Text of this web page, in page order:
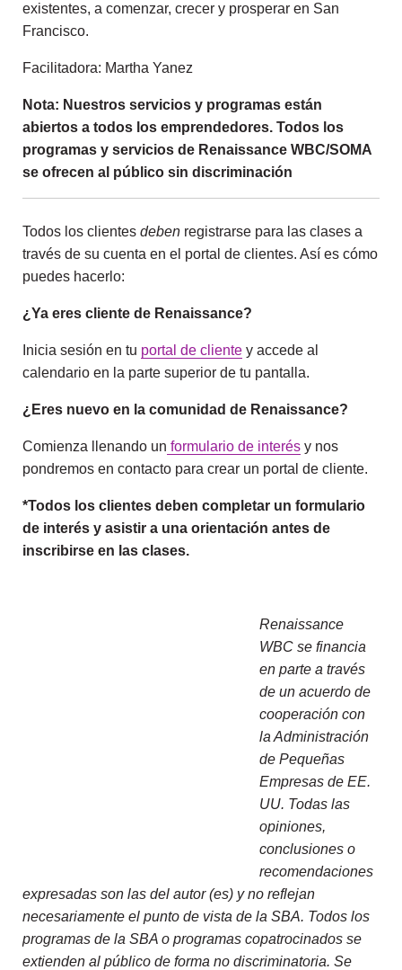
existentes, a comenzar, crecer y prosperar en San
Francisco.
Facilitadora: Martha Yanez
Nota: Nuestros servicios y programas están
abiertos a todos los emprendedores. Todos los
programas y servicios de Renaissance WBC/SOMA
se ofrecen al público sin discriminación
Todos los clientes deben registrarse para las clases a
través de su cuenta en el portal de clientes. Así es cómo
puedes hacerlo:
¿Ya eres cliente de Renaissance?
Inicia sesión en tu portal de cliente y accede al
calendario en la parte superior de tu pantalla.
¿Eres nuevo en la comunidad de Renaissance?
Comienza llenando un formulario de interés y nos
pondremos en contacto para crear un portal de cliente.
*Todos los clientes deben completar un formulario
de interés y asistir a una orientación antes de
inscribirse en las clases.
Renaissance
WBC se financia
en parte a través
de un acuerdo de
cooperación con
la Administración
de Pequeñas
Empresas de EE.
UU. Todas las
opiniones,
conclusiones o
recomendaciones
expresadas son las del autor (es) y no reflejan
necesariamente el punto de vista de la SBA. Todos los
programas de la SBA o programas copatrocinados se
extienden al público de forma no discriminatoria. Se